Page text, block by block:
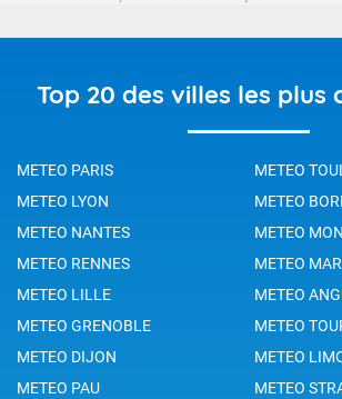
Top 20 des villes les plus
METEO PARIS
METEO
METEO LYON
METEO
METEO NANTES
METEO
METEO RENNES
METEO
METEO LILLE
METEO
METEO GRENOBLE
METEO
METEO DIJON
METEO
METEO PAU
METEO